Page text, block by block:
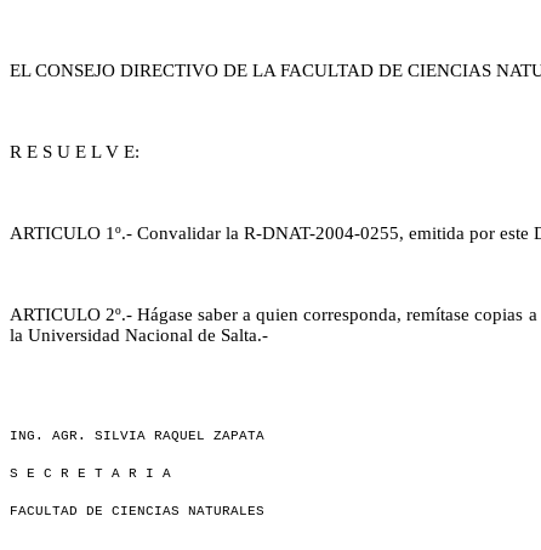
EL CONSEJO DIRECTIVO DE LA FACULTAD DE CIENCIAS
R E S U E L V E:
ARTICULO 1º.- Convalidar la R-DNAT-2004-0255, emitida por este
ARTICULO 2º.- Hágase saber a quien corresponda, remítase copias
la Universidad Nacional de Salta.-
ING. AGR. SILVIA RAQUEL ZAPATA
S E C R E T A R I A
FACULTAD DE CIENCIAS NATURALES